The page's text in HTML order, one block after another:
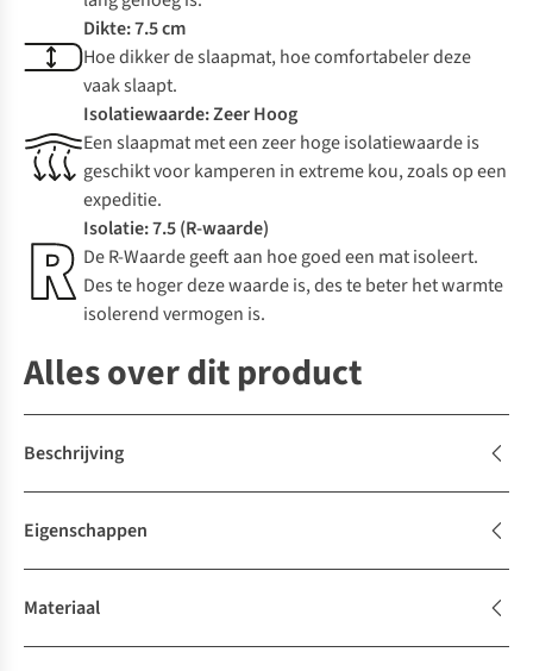
Dikte: 7.5 cm
Hoe dikker de slaapmat, hoe comfortabeler deze
vaak slaapt.
Isolatiewaarde: Zeer Hoog
Een slaapmat met een zeer hoge isolatiewaarde is
geschikt voor kamperen in extreme kou, zoals op een
expeditie.
Isolatie: 7.5 (R-waarde)
De R-Waarde geeft aan hoe goed een mat isoleert.
Des te hoger deze waarde is, des te beter het warmte
isolerend vermogen is.
Alles over dit product
Beschrijving
Eigenschappen
Materiaal